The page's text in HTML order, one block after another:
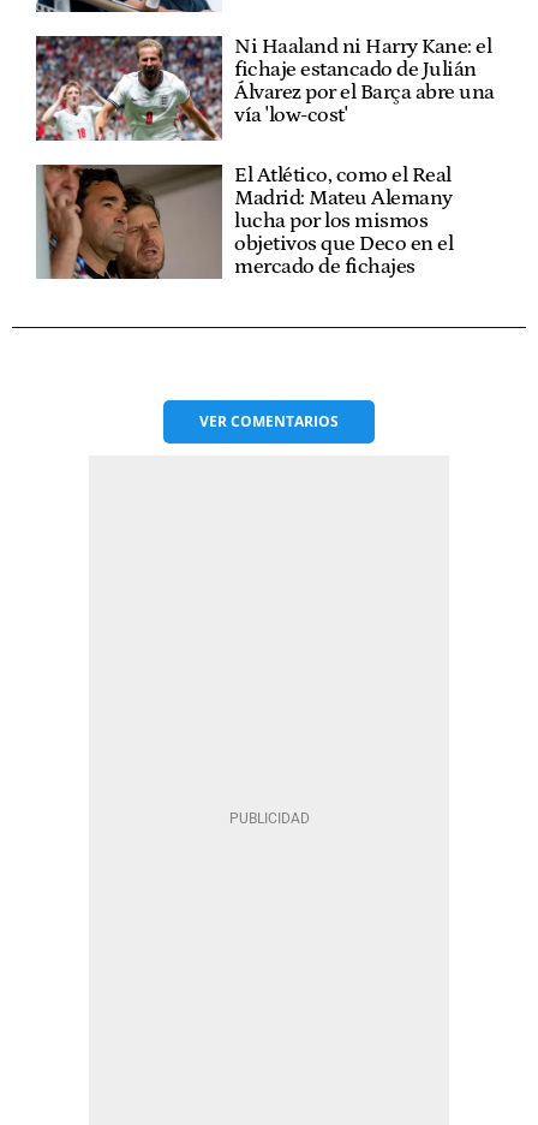
Ni Haaland ni Harry Kane: el
fichaje estancado de Julián
Álvarez por el Barça abre una
vía 'low-cost'
El Atlético, como el Real
Madrid: Mateu Alemany
lucha por los mismos
objetivos que Deco en el
mercado de fichajes
VERCOMENTARIOS